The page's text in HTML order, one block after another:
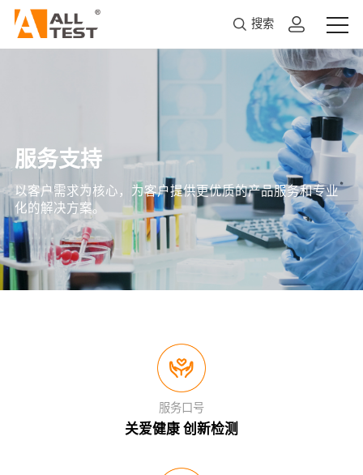
搜索
服务支持
以客户需求为核心，为客户提供更优质的产品服务和专业
化的解决方案。
服务口号
关爱健康 创新检测